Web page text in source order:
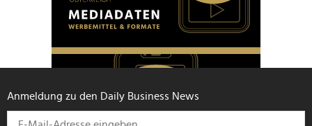
Anmeldung zu den Daily Business News